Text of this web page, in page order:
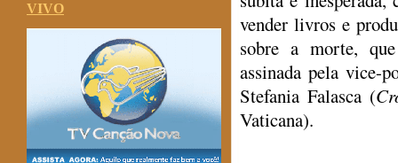
VIVO
vender livros e
sobre a morte,
assinada pela vice-
Stefania Falasca (
Vaticana).